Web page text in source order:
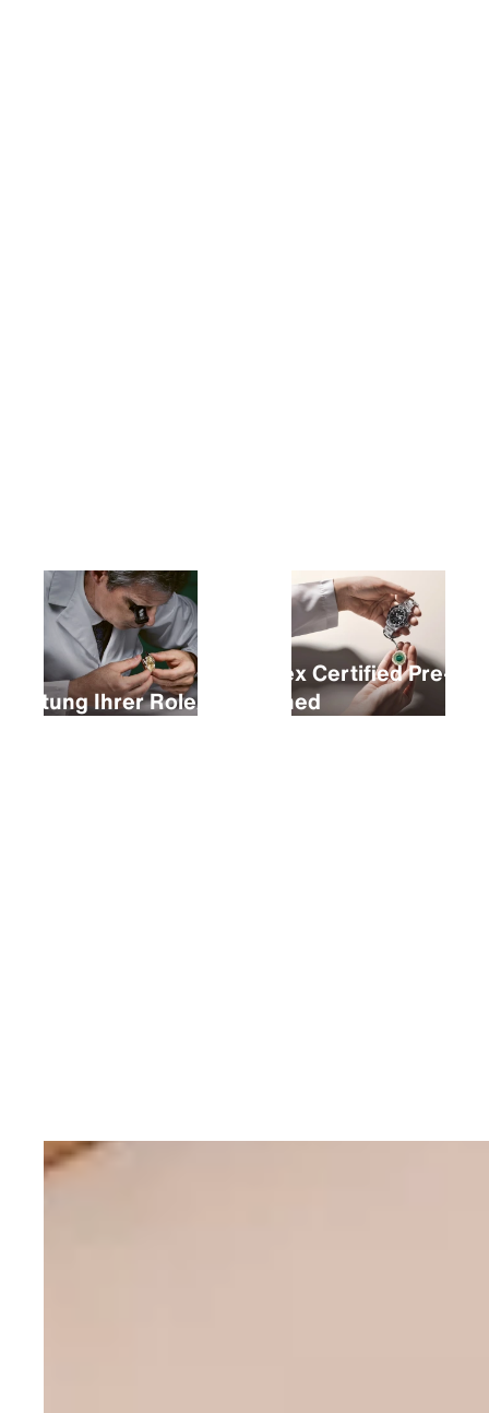
Wartung Ihrer Rolex
Rolex Certified Pre-
Owned